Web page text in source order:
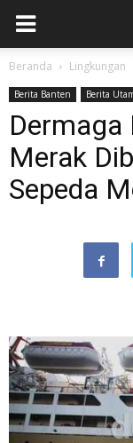
Beranda Lingkungan
Berita Banten Berita
Dermaga
Merak
Sepeda